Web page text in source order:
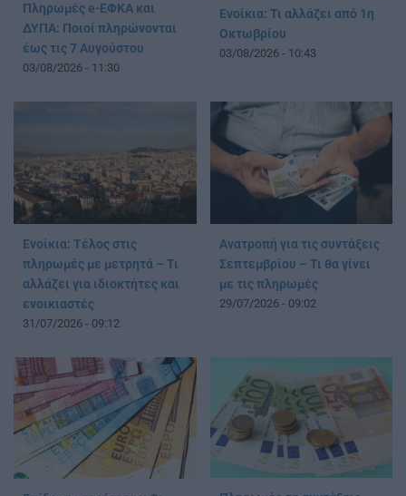
Πληρωμές e-ΕΦΚΑ και
ΔΥΠΑ: Ποιοί πληρώνονται
έως τις 7 Αυγούστου
03/08/2026 - 11:30
Ενοίκια: Τι αλλάζει από 1η
Οκτωβρίου
03/08/2026 - 10:43
Ενοίκια: Τέλος στις
πληρωμές με μετρητά – Τι
αλλάζει για ιδιοκτήτες και
ενοικιαστές
31/07/2026 - 09:12
Ανατροπή για τις συντάξεις
Σεπτεμβρίου – Τι θα γίνει
με τις πληρωμές
29/07/2026 - 09:02